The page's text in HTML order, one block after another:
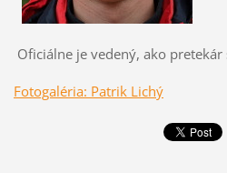
Oficiálne je vedený, ako
Fotogaléria: Patrik Lichý